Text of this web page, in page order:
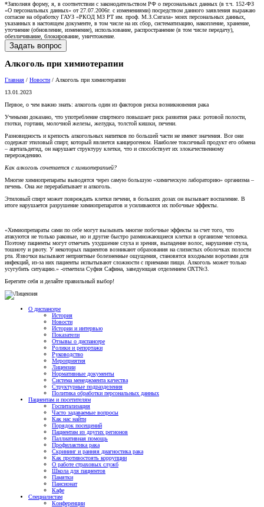
*Заполняя форму, я, в соответствии с законодательством РФ о персональных данных (в т.ч. 152-ФЗ
«О персональных данных» от 27.07.2006г. с изменениями) посредством данного заявления выражаю
согласие на обработку ГАУЗ «РКОД МЗ РТ им. проф. М.З.Сигала» моих персональных данных,
указанных в настоящем документе, в том числе на их сбор, систематизацию, накопление, хранение,
уточнение (обновление, изменение), использование, распространение (в том числе передачу),
обезличивание, блокирование, уничтожение.
Алкоголь при химиотерапии
Главная / Новости / Алкоголь при химиотерапии
13.01.2023
Первое, о чем важно знать: алкоголь один из факторов риска возникновения рака
Учеными доказано, что употребление спиртного повышает риск развития рака: ротовой полости,
глотки, гортани, молочной железы, желудка, толстой кишки, печени.
Разновидность и крепость алкогольных напитков по большей части не имеют значения. Все они
содержат этиловый спирт, который является канцерогеном. Наиболее токсичный продукт его обмена
– ацетальдегид, он нарушает структуру клетки, что и способствует их злокачественному
перерождению.
Как алкоголь сочетается с химиотерапией?
Многие химиопрепараты выводятся через самую большую «химическую лабораторию» организма –
печень. Она же перерабатывает и алкоголь.
Этиловый спирт может повреждать клетки печени, в больших дозах он вызывает воспаление. В
итоге нарушается разрушение химиопрепаратов и усиливаются их побочные эффекты.
«Химиопрепараты сами по себе могут вызывать многие побочные эффекты за счет того, что
атакуются не только раковые, но и другие быстро размножающиеся клетки в организме человека.
Поэтому пациенты могут отмечать ухудшение слуха и зрения, выпадение волос, нарушение стула,
тошноту и рвоту. У некоторых пациентов возникают образования на слизистых оболочках полости
рта. Язвочки вызывают неприятные болезненные ощущения, становятся входными воротами для
инфекций, из-за них пациенты испытывают сложности с приемами пищи. Алкоголь может только
усугубить ситуацию.» -отметила Суфия Сафина, заведующая отделением ОХТ№3.
Берегите себя и делайте правильный выбор!
О диспансере
История
Новости
Истории и интервью
Показатели
Отзывы о диспансере
Ролики и репортажи
Руководство
Мероприятия
Лицензии
Нормативные документы
Система менеджмента качества
Структурные подразделения
Политика обработки персональных данных
Пациентам и посетителям
Госпитализация
Часто задаваемые вопросы
Как нас найти
Порядок посещений
Пациентам из других регионов
Паллиативная помощь
Профилактика рака
Скрининг и ранняя диагностика рака
Как противостоять коррупции
О работе страховых служб
Школа для пациентов
Памятки
Пансионат
Кафе
Специалистам
Конференции